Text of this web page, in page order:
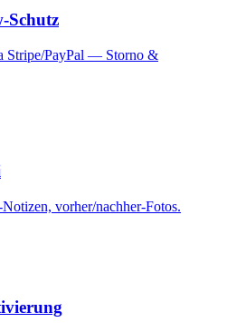
Schutz
Stripe/PayPal — Storno &
vorher/nachher-Fotos.